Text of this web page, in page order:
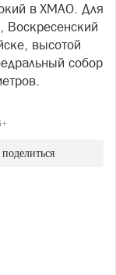
в ХМАО. Для
Воскресенский
высотой
собор
поделиться